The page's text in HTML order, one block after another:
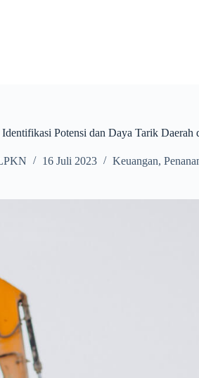
Potensi dan Daya Tarik Daerah
16 Juli 2023 Keuangan,